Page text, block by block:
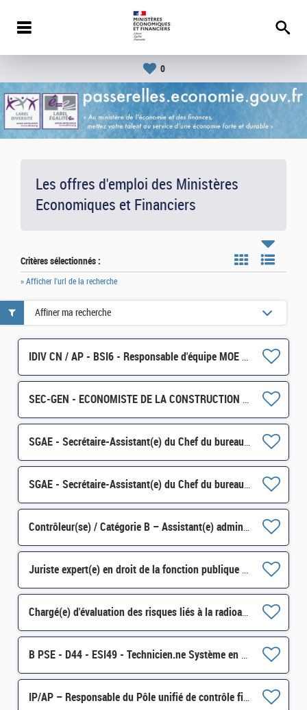
0
Les offres d'emploi des Ministères
Economiques et Financiers
Critères sélectionnés :
» Afficher l'url de la recherche
IDIV CN / AP - BSI6 - Responsable d'équipe MOE H/F
SEC-GEN - ECONOMISTE DE LA CONSTRUCTION - CHEF(FE) DE PROJET IMMOBILIER H/F
SGAE - Secrétaire-Assistant(e) du Chef du bureau "Sécurité intérieure de l'Union" - SEC H/F
SGAE - Secrétaire-Assistant(e) du Chef du bureau "Sécurité intérieure de l'Union" - SEC H/F
Contrôleur(se) / Catégorie B – Assistant(e) administratif(ve) et de direction – SSI/DPN/DP6 H/F
Juriste expert(e) en droit de la fonction publique – Mobilité et parcours professionnels (2MOBI) H/F
Chargé(e) d'évaluation des risques liés à la radioactivité de l'environnement H/F
B PSE - D44 - ESI49 - Technicien.ne Système en environnement Windows Server H/F
IP/AP – Responsable du Pôle unifié de contrôle fiscal (PUC) H/F
Affiner ma recherche